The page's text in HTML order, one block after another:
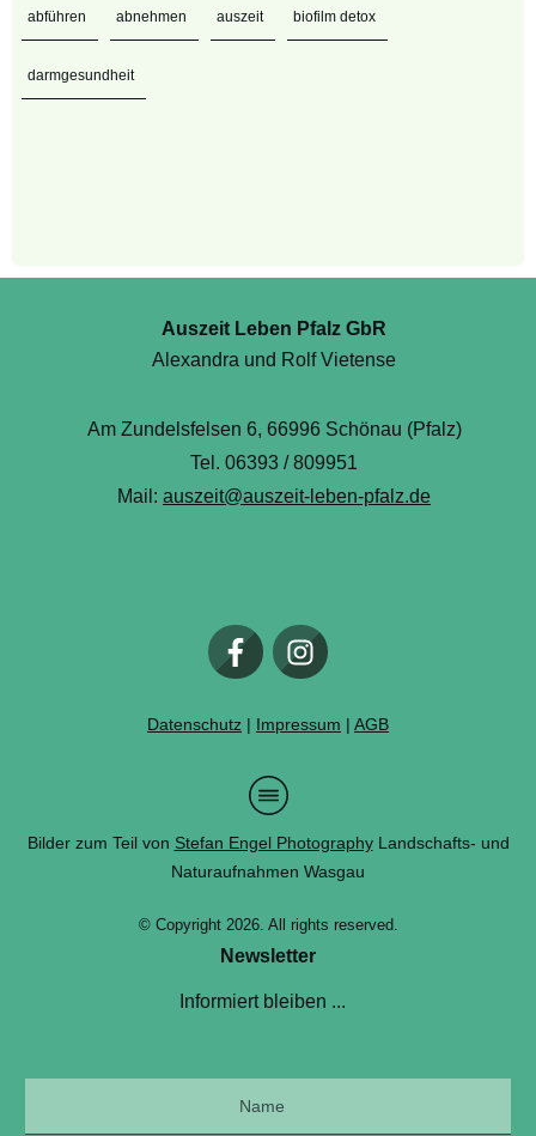
Ich stimme der
abführen abnehmen auszeit biofilm detox
darmgesundheit
Auszeit Leben Pfalz GbR
Alexandra und Rolf Vietense
Am Zundelsfelsen 6, 66996 Schönau (Pfalz)
Tel. 06393 / 809951
Mail: auszeit@auszeit-leben-pfalz.de
Datenschutz | Impressum | AGB
Bilder zum Teil von Stefan Engel PhotographyLandschafts- und
Naturaufnahmen Wasgau
© Copyright 2026. All rights reserved.
Newsletter
Informiert bleiben ...